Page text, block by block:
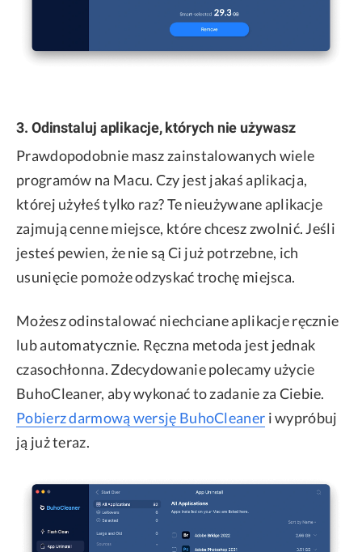
3. Odinstaluj aplikacje, których nie używasz
Prawdopodobnie masz zainstalowanych wiele
programów na Macu. Czy jest jakaś aplikacja,
której użyłeś tylko raz? Te nieużywane aplikacje
zajmują cenne miejsce, które chcesz zwolnić. Jeśli
jesteś pewien, że nie są Ci już potrzebne, ich
usunięcie pomoże odzyskać trochę miejsca.
Możesz odinstalować niechciane aplikacje ręcznie
lub automatycznie. Ręczna metoda jest jednak
czasochłonna. Zdecydowanie polecamy użycie
BuhoCleaner, aby wykonać to zadanie za Ciebie.
Pobierz darmową wersję BuhoCleaner i wypróbuj
ją już teraz.